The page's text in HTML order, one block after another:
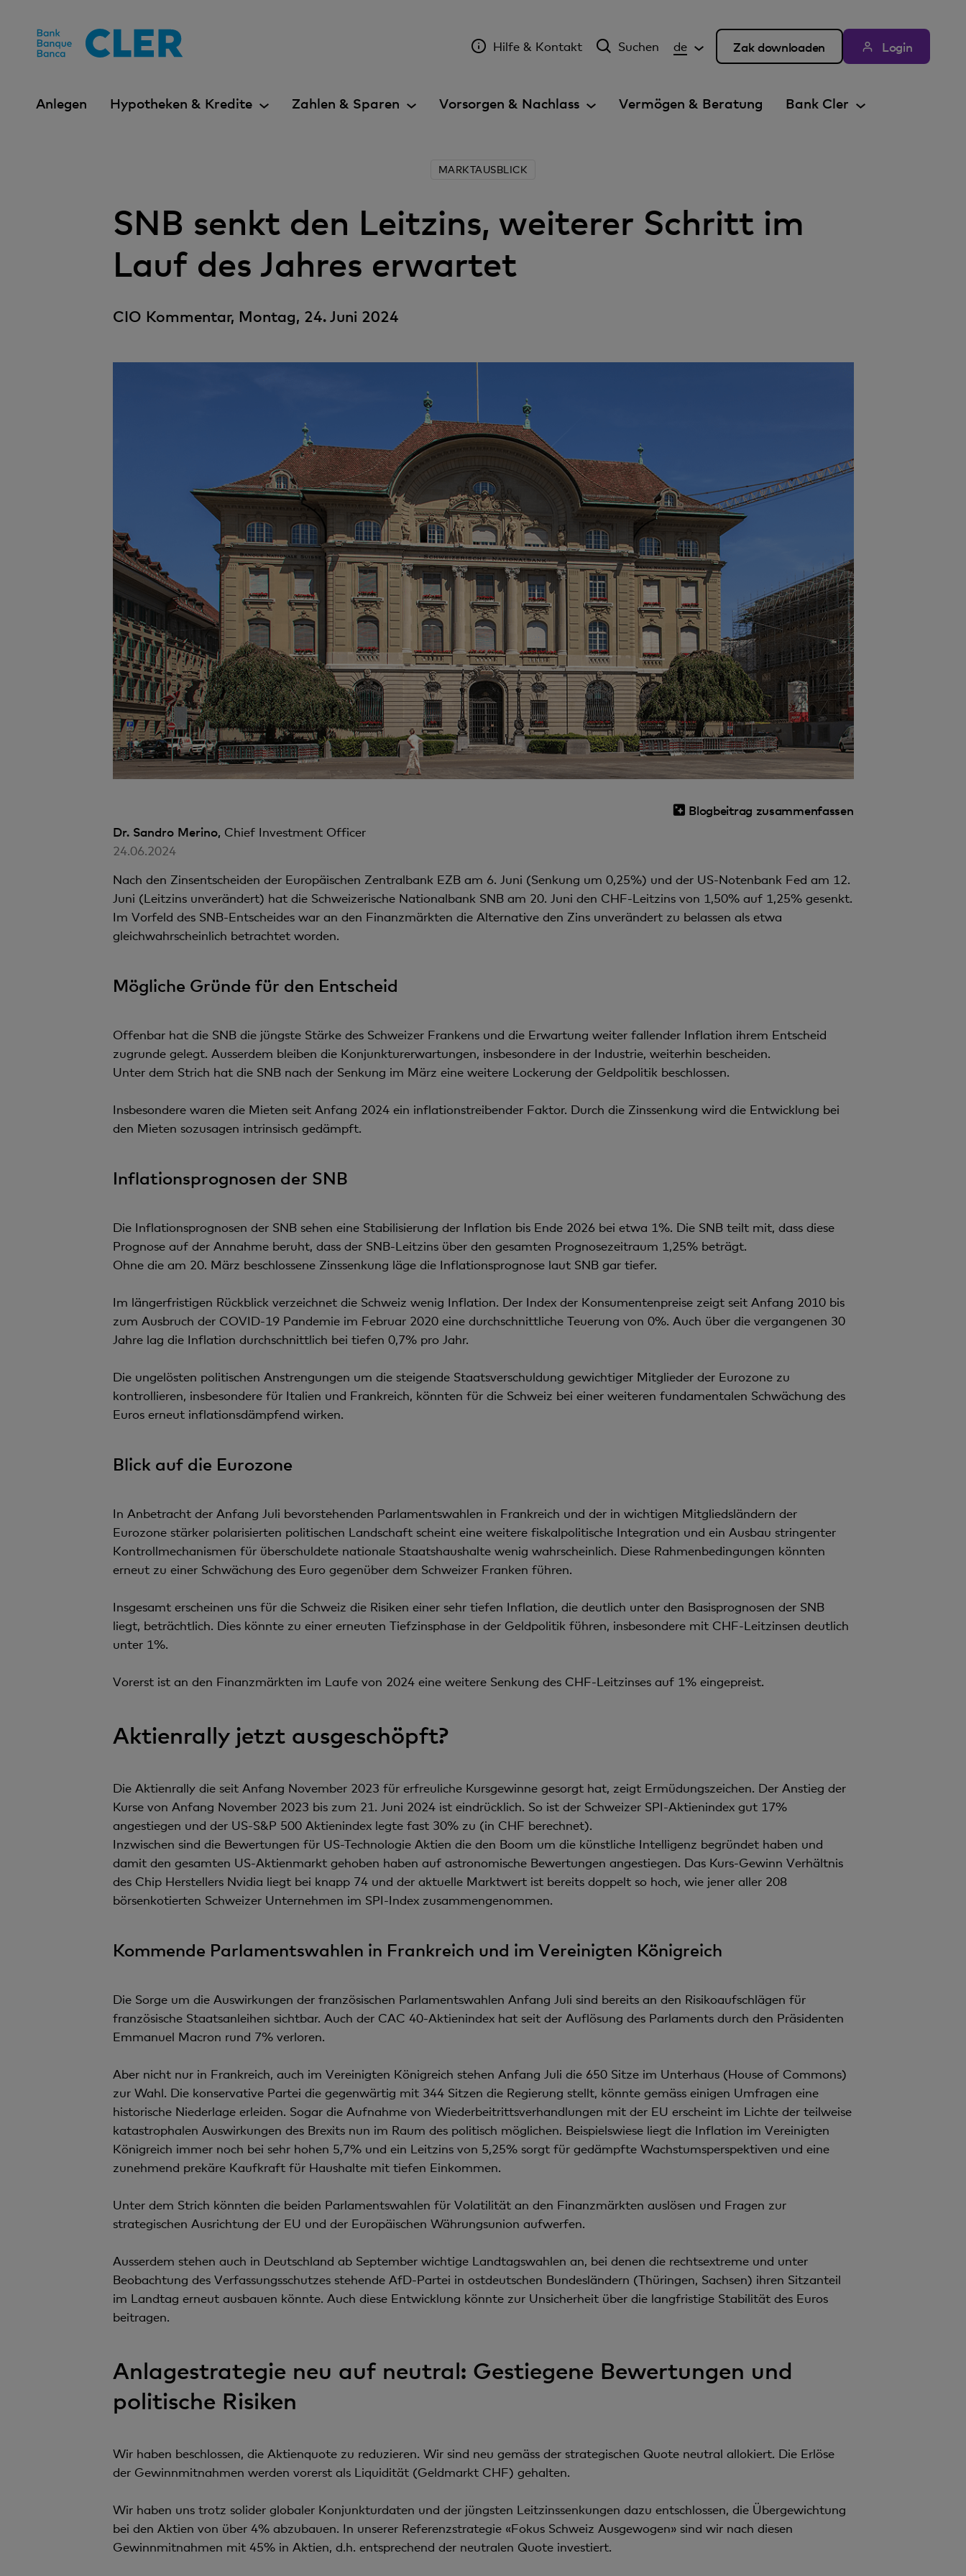
Hilfe & Kontakt Suchen de Zak downloaden Login
Anlegen Hypotheken & Kredite Zahlen & Sparen Vorsorgen & Nachlass Vermögen & Beratung Bank Cler
MARKTAUSBLICK
SNB senkt den Leitzins, weiterer Schritt im
Lauf des Jahres erwartet
CIO Kommentar, Montag, 24. Juni 2024
Blogbeitrag zusammenfassen
Dr. Sandro Merino, Chief Investment Officer
24.06.2024
Nach den Zinsentscheiden der Europäischen Zentralbank EZB am 6. Juni (Senkung um 0,25%) und der US-Notenbank Fed am 12.
Juni (Leitzins unverändert) hat die Schweizerische Nationalbank SNB am 20. Juni den CHF-Leitzins von 1,50% auf 1,25% gesenkt.
Im Vorfeld des SNB-Entscheides war an den Finanzmärkten die Alternative den Zins unverändert zu belassen als etwa
gleichwahrscheinlich betrachtet worden.
Mögliche Gründe für den Entscheid
Offenbar hat die SNB die jüngste Stärke des Schweizer Frankens und die Erwartung weiter fallender Inflation ihrem Entscheid
zugrunde gelegt. Ausserdem bleiben die Konjunkturerwartungen, insbesondere in der Industrie, weiterhin bescheiden.
Unter dem Strich hat die SNB nach der Senkung im März eine weitere Lockerung der Geldpolitik beschlossen.
Insbesondere waren die Mieten seit Anfang 2024 ein inflationstreibender Faktor. Durch die Zinssenkung wird die Entwicklung bei
den Mieten sozusagen intrinsisch gedämpft.
Inflationsprognosen der SNB
Die Inflationsprognosen der SNB sehen eine Stabilisierung der Inflation bis Ende 2026 bei etwa 1%. Die SNB teilt mit, dass diese
Prognose auf der Annahme beruht, dass der SNB-Leitzins über den gesamten Prognosezeitraum 1,25% beträgt.
Ohne die am 20. März beschlossene Zinssenkung läge die Inflationsprognose laut SNB gar tiefer.
Im längerfristigen Rückblick verzeichnet die Schweiz wenig Inflation. Der Index der Konsumentenpreise zeigt seit Anfang 2010 bis
zum Ausbruch der COVID-19 Pandemie im Februar 2020 eine durchschnittliche Teuerung von 0%. Auch über die vergangenen 30
Jahre lag die Inflation durchschnittlich bei tiefen 0,7% pro Jahr.
Die ungelösten politischen Anstrengungen um die steigende Staatsverschuldung gewichtiger Mitglieder der Eurozone zu
kontrollieren, insbesondere für Italien und Frankreich, könnten für die Schweiz bei einer weiteren fundamentalen Schwächung des
Euros erneut inflationsdämpfend wirken.
Blick auf die Eurozone
In Anbetracht der Anfang Juli bevorstehenden Parlamentswahlen in Frankreich und der in wichtigen Mitgliedsländern der
Eurozone stärker polarisierten politischen Landschaft scheint eine weitere fiskalpolitische Integration und ein Ausbau stringenter
Kontrollmechanismen für überschuldete nationale Staatshaushalte wenig wahrscheinlich. Diese Rahmenbedingungen könnten
erneut zu einer Schwächung des Euro gegenüber dem Schweizer Franken führen.
Insgesamt erscheinen uns für die Schweiz die Risiken einer sehr tiefen Inflation, die deutlich unter den Basisprognosen der SNB
liegt, beträchtlich. Dies könnte zu einer erneuten Tiefzinsphase in der Geldpolitik führen, insbesondere mit CHF-Leitzinsen deutlich
unter 1%.
Vorerst ist an den Finanzmärkten im Laufe von 2024 eine weitere Senkung des CHF-Leitzinses auf 1% eingepreist.
Aktienrally jetzt ausgeschöpft?
Die Aktienrally die seit Anfang November 2023 für erfreuliche Kursgewinne gesorgt hat, zeigt Ermüdungszeichen. Der Anstieg der
Kurse von Anfang November 2023 bis zum 21. Juni 2024 ist eindrücklich. So ist der Schweizer SPI-Aktienindex gut 17%
angestiegen und der US-S&P 500 Aktienindex legte fast 30% zu (in CHF berechnet).
Inzwischen sind die Bewertungen für US-Technologie Aktien die den Boom um die künstliche Intelligenz begründet haben und
damit den gesamten US-Aktienmarkt gehoben haben auf astronomische Bewertungen angestiegen. Das Kurs-Gewinn Verhältnis
des Chip Herstellers Nvidia liegt bei knapp 74 und der aktuelle Marktwert ist bereits doppelt so hoch, wie jener aller 208
börsenkotierten Schweizer Unternehmen im SPI-Index zusammengenommen.
Kommende Parlamentswahlen in Frankreich und im Vereinigten Königreich
Die Sorge um die Auswirkungen der französischen Parlamentswahlen Anfang Juli sind bereits an den Risikoaufschlägen für
französische Staatsanleihen sichtbar. Auch der CAC 40-Aktienindex hat seit der Auflösung des Parlaments durch den Präsidenten
Emmanuel Macron rund 7% verloren.
Aber nicht nur in Frankreich, auch im Vereinigten Königreich stehen Anfang Juli die 650 Sitze im Unterhaus (House of Commons)
zur Wahl. Die konservative Partei die gegenwärtig mit 344 Sitzen die Regierung stellt, könnte gemäss einigen Umfragen eine
historische Niederlage erleiden. Sogar die Aufnahme von Wiederbeitrittsverhandlungen mit der EU erscheint im Lichte der teilweise
katastrophalen Auswirkungen des Brexits nun im Raum des politisch möglichen. Beispielswiese liegt die Inflation im Vereinigten
Königreich immer noch bei sehr hohen 5,7% und ein Leitzins von 5,25% sorgt für gedämpfte Wachstumsperspektiven und eine
zunehmend prekäre Kaufkraft für Haushalte mit tiefen Einkommen.
Unter dem Strich könnten die beiden Parlamentswahlen für Volatilität an den Finanzmärkten auslösen und Fragen zur
strategischen Ausrichtung der EU und der Europäischen Währungsunion aufwerfen.
Ausserdem stehen auch in Deutschland ab September wichtige Landtagswahlen an, bei denen die rechtsextreme und unter
Beobachtung des Verfassungsschutzes stehende AfD-Partei in ostdeutschen Bundesländern (Thüringen, Sachsen) ihren Sitzanteil
im Landtag erneut ausbauen könnte. Auch diese Entwicklung könnte zur Unsicherheit über die langfristige Stabilität des Euros
beitragen.
Anlagestrategie neu auf neutral: Gestiegene Bewertungen und
politische Risiken
Wir haben beschlossen, die Aktienquote zu reduzieren. Wir sind neu gemäss der strategischen Quote neutral allokiert. Die Erlöse
der Gewinnmitnahmen werden vorerst als Liquidität (Geldmarkt CHF) gehalten.
Wir haben uns trotz solider globaler Konjunkturdaten und der jüngsten Leitzinssenkungen dazu entschlossen, die Übergewichtung
bei den Aktien von über 4% abzubauen. In unserer Referenzstrategie «Fokus Schweiz Ausgewogen» sind wir nach diesen
Gewinnmitnahmen mit 45% in Aktien, d.h. entsprechend der neutralen Quote investiert.